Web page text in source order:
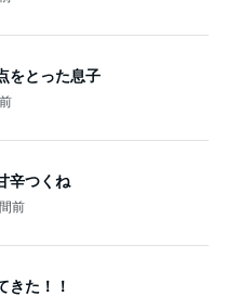
をとった息子
辛つくね
前
きた！！